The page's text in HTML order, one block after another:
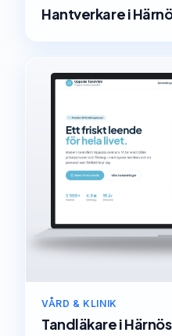
Hantverkarei
VÅRD & KLINIK
Tandläkarei